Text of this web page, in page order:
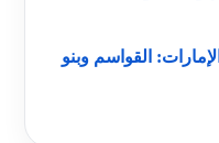
القواسم وبنو